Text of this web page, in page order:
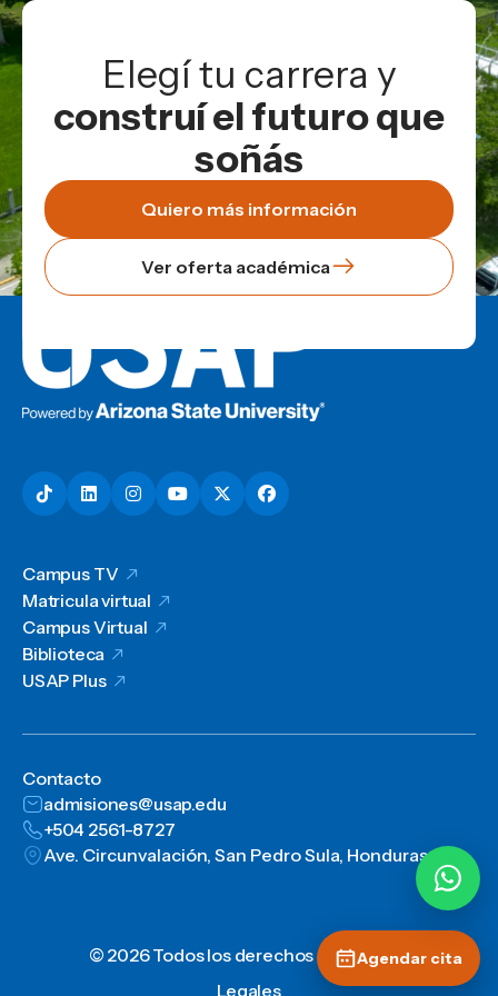
Elegí tu carrera y
construí el futuro que
soñás
Quiero más información
Ver oferta académica
Campus TV
Matricula virtual
Campus Virtual
Biblioteca
USAP Plus
Contacto
admisiones@usap.edu
+504 2561-8727
Ave. Circunvalación, San Pedro Sula, Honduras, C.A.
Legales
© 2026 Todos los derechos reservadosAgendar cita